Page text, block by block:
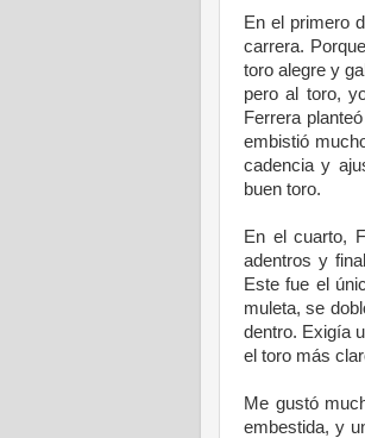
En el primero
carrera.
toro alegre y
pero al toro,
Ferrera
embistió
cadencia y
buen toro.
En el cuarto,
adentros y
Este fue el
muleta, se
dentro. Exigía
el toro más
Me gustó
embestida, y